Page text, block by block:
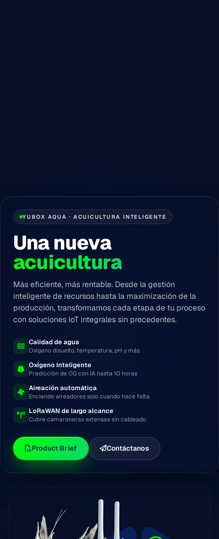
YUBOX AQUA · ACUICULTURA INTELIGENTE
Una nueva
acuicultura
Más eficiente, más rentable. Desde la gestión
inteligente de recursos hasta la maximización de la
producción, transformamos cada etapa de tu proceso
con soluciones IoT integrales sin precedentes.
Calidad de agua
Oxígeno disuelto, temperatura, pH y más
Oxígeno Inteligente
Predicción de OD con IA hasta 10 horas
Aireación automática
Enciende aireadores solo cuando hace falta
LoRaWAN de largo alcance
Cubre camaroneras extensas sin cableado
Product Brief Contáctanos